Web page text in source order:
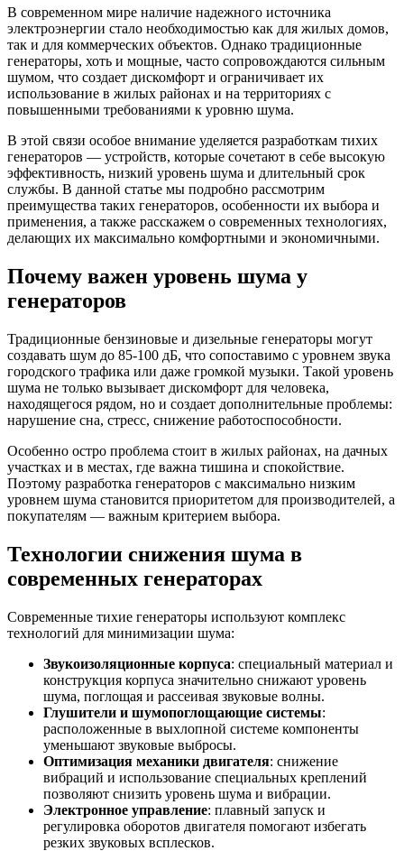
В современном мире наличие надежного источника
электроэнергии стало необходимостью как для жилых домов,
так и для коммерческих объектов. Однако традиционные
генераторы, хоть и мощные, часто сопровождаются сильным
шумом, что создает дискомфорт и ограничивает их
использование в жилых районах и на территориях с
повышенными требованиями к уровню шума.
В этой связи особое внимание уделяется разработкам тихих
генераторов — устройств, которые сочетают в себе высокую
эффективность, низкий уровень шума и длительный срок
службы. В данной статье мы подробно рассмотрим
преимущества таких генераторов, особенности их выбора и
применения, а также расскажем о современных технологиях,
делающих их максимально комфортными и экономичными.
Почему важен уровень шума у
генераторов
Традиционные бензиновые и дизельные генераторы могут
создавать шум до 85-100 дБ, что сопоставимо с уровнем звука
городского трафика или даже громкой музыки. Такой уровень
шума не только вызывает дискомфорт для человека,
находящегося рядом, но и создает дополнительные проблемы:
нарушение сна, стресс, снижение работоспособности.
Особенно остро проблема стоит в жилых районах, на дачных
участках и в местах, где важна тишина и спокойствие.
Поэтому разработка генераторов с максимально низким
уровнем шума становится приоритетом для производителей, а
покупателям — важным критерием выбора.
Технологии снижения шума в
современных генераторах
Современные тихие генераторы используют комплекс
технологий для минимизации шума:
Звукоизоляционные корпуса: специальный материал и
конструкция корпуса значительно снижают уровень
шума, поглощая и рассеивая звуковые волны.
Глушители и шумопоглощающие системы:
расположенные в выхлопной системе компоненты
уменьшают звуковые выбросы.
Оптимизация механики двигателя: снижение
вибраций и использование специальных креплений
позволяют снизить уровень шума и вибрации.
Электронное управление: плавный запуск и
регулировка оборотов двигателя помогают избегать
резких звуковых всплесков.